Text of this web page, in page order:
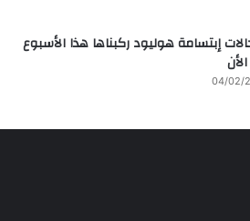
إبتسامة هوليود ركبناها هذا الأسبوع
04/02/